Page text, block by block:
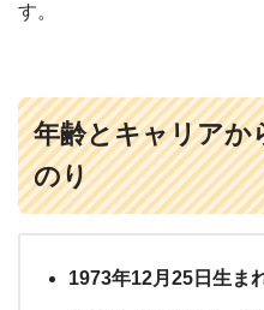
す。
年齢とキャリアか
のり
1973年12月25日生ま